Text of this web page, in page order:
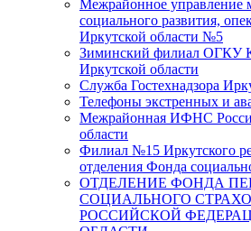
Межрайонное управление
социального развития,
Иркутской области №5
Зиминский филиал ОГКУ
Иркутской области
Служба Гостехнадзора
Телефоны экстренных и
Межрайонная ИФНС
области
Филиал №15 Иркутского
отделения Фонда
ОТДЕЛЕНИЕ ФОНДА
СОЦИАЛЬНОГО
РОССИЙСКОЙ